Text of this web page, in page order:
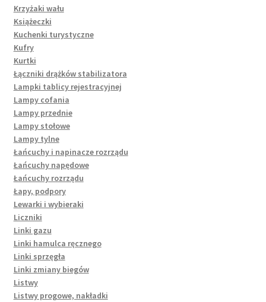
Krzyżaki wału
Książeczki
Kuchenki turystyczne
Kufry
Kurtki
Łączniki drążków stabilizatora
Lampki tablicy rejestracyjnej
Lampy cofania
Lampy przednie
Lampy stołowe
Lampy tylne
Łańcuchy i napinacze rozrządu
Łańcuchy napędowe
Łańcuchy rozrządu
Łapy, podpory
Lewarki i wybieraki
Liczniki
Linki gazu
Linki hamulca ręcznego
Linki sprzęgła
Linki zmiany biegów
Listwy
Listwy progowe, nakładki